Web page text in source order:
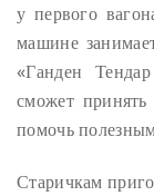
у первого
машине
«Ганден
сможет
помочь
Старичкам